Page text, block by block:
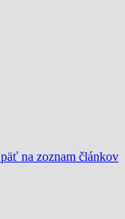
na zoznam článkov